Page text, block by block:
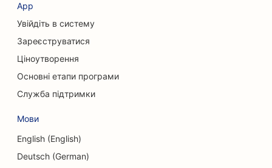
SEO для кредитних спілок
SEO для магазинів одягу
SEO для кексових магазинів
SEO для танцювальних студій
SEO для дитячих садків
App
Увійдіть в систему
Зареєструватися
Ціноутворення
Основні етапи програми
Служба підтримки
Мови
English (English)
Deutsch (German)